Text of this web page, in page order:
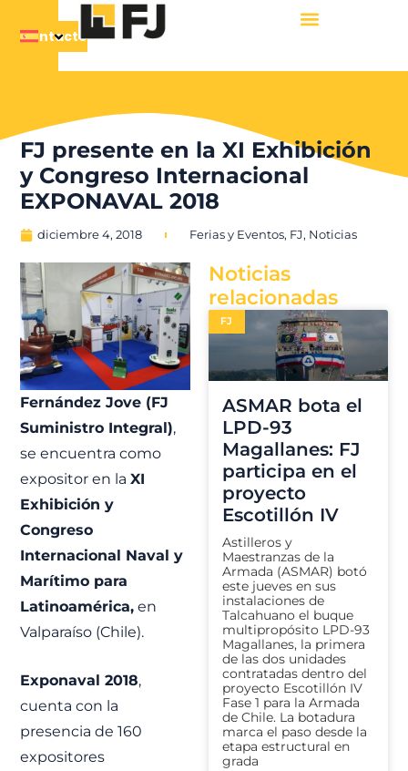
Contacto
FJ presente en la XI Exhibición
y Congreso Internacional
EXPONAVAL 2018
diciembre 4, 2018 Ferias y Eventos, FJ, Noticias
Fernández Jove (FJ
Suministro Integral),
se encuentra como
expositor en laXI
Exhibición y
Congreso
Internacional Naval y
Marítimo para
Latinoamérica, en
Valparaíso (Chile).
Exponaval 2018,
cuenta con la
presencia de 160
expositores
Noticias
relacionadas
FJ
ASMAR bota el
LPD-93
Magallanes: FJ
participa en el
proyecto
Escotillón IV
Astilleros y
Maestranzas de la
Armada (ASMAR) botó
este jueves en sus
instalaciones de
Talcahuano el buque
multipropósito LPD-93
Magallanes, la primera
de las dos unidades
contratadas dentro del
proyecto Escotillón IV
Fase 1 para la Armada
de Chile. La botadura
marca el paso desde la
etapa estructural en
grada